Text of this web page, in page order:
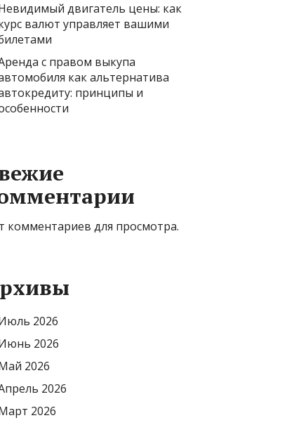
двигатель цены: как
валют управляет вашими
с правом выкупа
как альтернатива
принципы и
комментариев для просмотра.
2026
2026
2026
2026
2026